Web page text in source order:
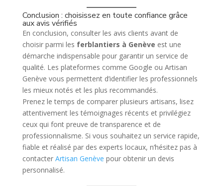
Conclusion : choisissez en toute confiance grâce
aux avis vérifiés
En conclusion, consulter les avis clients avant de
choisir parmi les ferblantiers à Genève est une
démarche indispensable pour garantir un service de
qualité. Les plateformes comme Google ou Artisan
Genève vous permettent d’identifier les professionnels
les mieux notés et les plus recommandés.
Prenez le temps de comparer plusieurs artisans, lisez
attentivement les témoignages récents et privilégiez
ceux qui font preuve de transparence et de
professionnalisme. Si vous souhaitez un service rapide,
fiable et réalisé par des experts locaux, n’hésitez pas à
contacter Artisan Genève pour obtenir un devis
personnalisé.